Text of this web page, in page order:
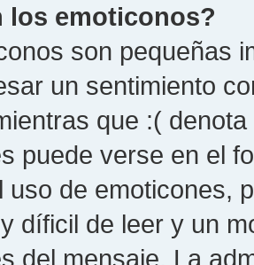
los emoticonos?
son pequeñas
un sentimiento
que :(
puede verse en el
uso de emoticones,
díficil de leer y un
del mensaje. La